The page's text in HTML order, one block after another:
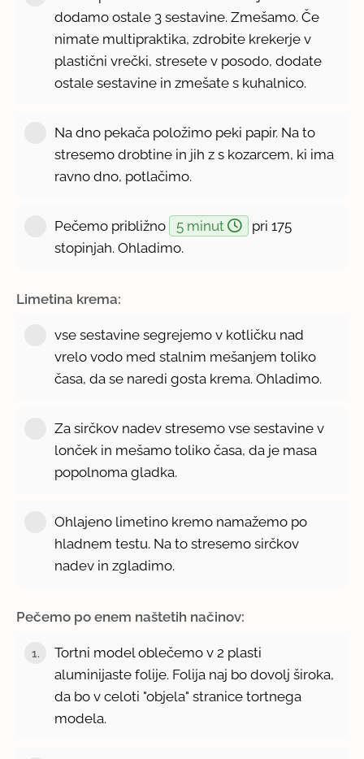
dodamo ostale 3 sestavine. Zmešamo. Če
nimate multipraktika, zdrobite krekerje v
plastični vrečki, stresete v posodo, dodate
ostale sestavine in zmešate s kuhalnico.
Na dno pekača položimo peki papir. Na to
stresemo drobtine in jih z s kozarcem, ki ima
ravno dno, potlačimo.
Pečemo približno 5 minut
pri 175
stopinjah. Ohladimo.
Limetina krema:
vse sestavine segrejemo v kotličku nad
vrelo vodo med stalnim mešanjem toliko
časa, da se naredi gosta krema. Ohladimo.
Za sirčkov nadev stresemo vse sestavine v
lonček in mešamo toliko časa, da je masa
popolnoma gladka.
Ohlajeno limetino kremo namažemo po
hladnem testu. Na to stresemo sirčkov
nadev in zgladimo.
Pečemo po enem naštetih načinov:
1.
Tortni model oblečemo v 2 plasti
aluminijaste folije. Folija naj bo dovolj široka,
da bo v celoti "objela" stranice tortnega
modela.